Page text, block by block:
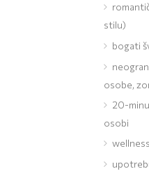
stilu)
bogati
osobe,
20-
osobi